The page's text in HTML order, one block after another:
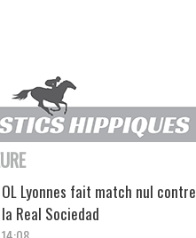
OL Lyonnes fait match nul contre
la Real Sociedad